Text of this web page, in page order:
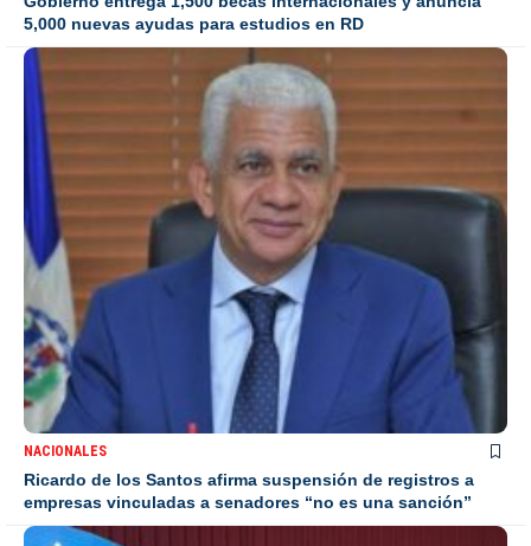
5,000 nuevas ayudas para estudios en RD
NACIONALES
Ricardo de los Santos afirma suspensión de registros a
empresas vinculadas a senadores “no es una sanción”